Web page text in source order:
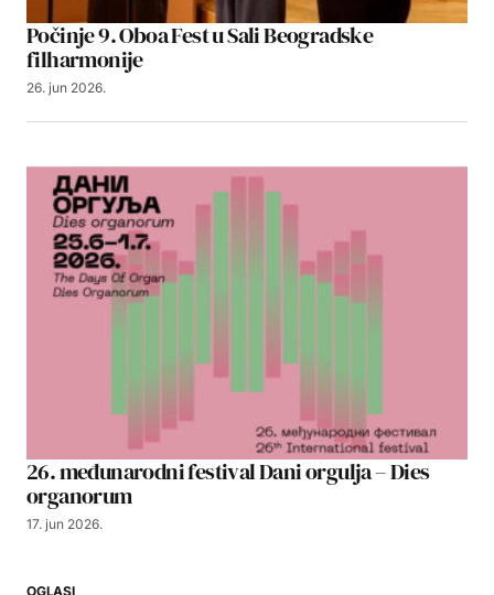
Počinje 9. Oboa Fest u Sali Beogradske
filharmonije
26. jun 2026.
26. međunarodni festival Dani orgulja – Dies
organorum
17. jun 2026.
OGLASI